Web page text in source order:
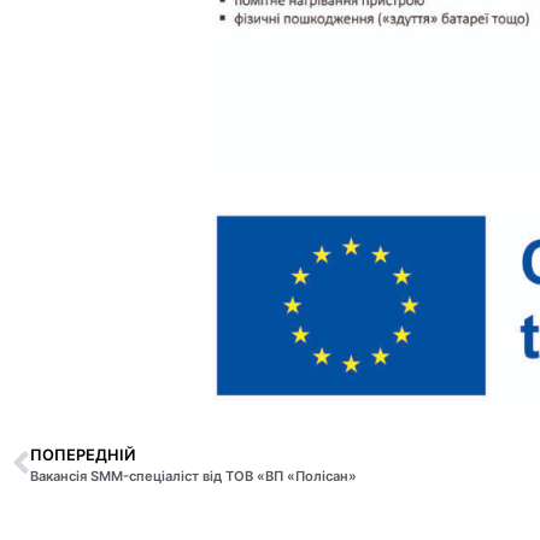
ПОПЕРЕДНІЙ
Вакансія SMM-спеціаліст від ТОВ «ВП «Полісан»